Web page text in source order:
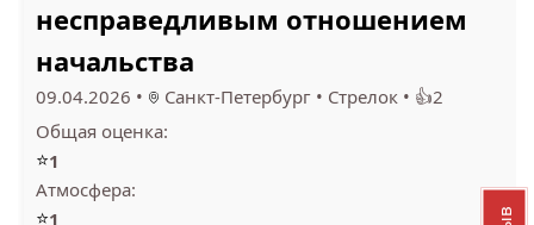
несправедливым отношением
начальства
09.04.2026 • Санкт-Петербург • Стрелок • 👍2
Общая оценка:
⭐1
Атмосфера:
⭐1